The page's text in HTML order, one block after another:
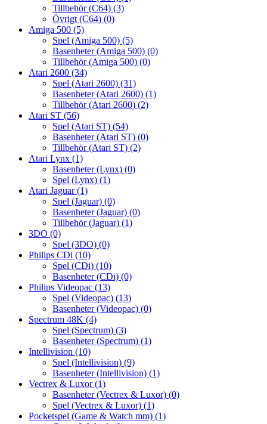
Tillbehör (C64) (3)
Övrigt (C64) (0)
Amiga 500 (5)
Spel (Amiga 500) (5)
Basenheter (Amiga 500) (0)
Tillbehör (Amiga 500) (0)
Atari 2600 (34)
Spel (Atari 2600) (31)
Basenheter (Atari 2600) (1)
Tillbehör (Atari 2600) (2)
Atari ST (56)
Spel (Atari ST) (54)
Basenheter (Atari ST) (0)
Tillbehör (Atari ST) (2)
Atari Lynx (1)
Basenheter (Lynx) (0)
Spel (Lynx) (1)
Atari Jaguar(1)
Spel (Jaguar) (0)
Basenheter (Jaguar) (0)
Tillbehör (Jaguar) (1)
3DO (0)
Spel (3DO) (0)
Philips CDi (10)
Spel (CDi) (10)
Basenheter (CDi) (0)
Philips Videopac (13)
Spel (Videopac) (13)
Basenheter (Videopac) (0)
Spectrum 48K (4)
Spel (Spectrum) (3)
Basenheter (Spectrum) (1)
Intellivision (10)
Spel (Intellivision) (9)
Basenheter (Intellivision) (1)
Vectrex & Luxor(1)
Basenheter (Vectrex & Luxor) (0)
Spel (Vectrex & Luxor) (1)
Pocketspel (Game & Watch mm) (1)